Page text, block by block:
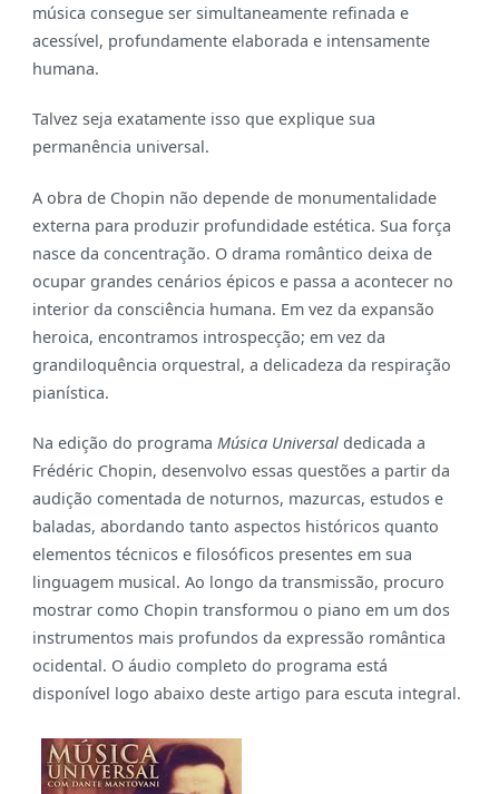
música consegue ser simultaneamente refinada e
acessível, profundamente elaborada e intensamente
humana.
Talvez seja exatamente isso que explique sua
permanência universal.
A obra de Chopin não depende de monumentalidade
externa para produzir profundidade estética. Sua força
nasce da concentração. O drama romântico deixa de
ocupar grandes cenários épicos e passa a acontecer no
interior da consciência humana. Em vez da expansão
heroica, encontramos introspecção; em vez da
grandiloquência orquestral, a delicadeza da respiração
pianística.
Na edição do programa Música Universaldedicada a
Frédéric Chopin, desenvolvo essas questões a partir da
audição comentada de noturnos, mazurcas, estudos e
baladas, abordando tanto aspectos históricos quanto
elementos técnicos e filosóficos presentes em sua
linguagem musical. Ao longo da transmissão, procuro
mostrar como Chopin transformou o piano em um dos
instrumentos mais profundos da expressão romântica
ocidental. O áudio completo do programa está
disponível logo abaixo deste artigo para escuta integral.